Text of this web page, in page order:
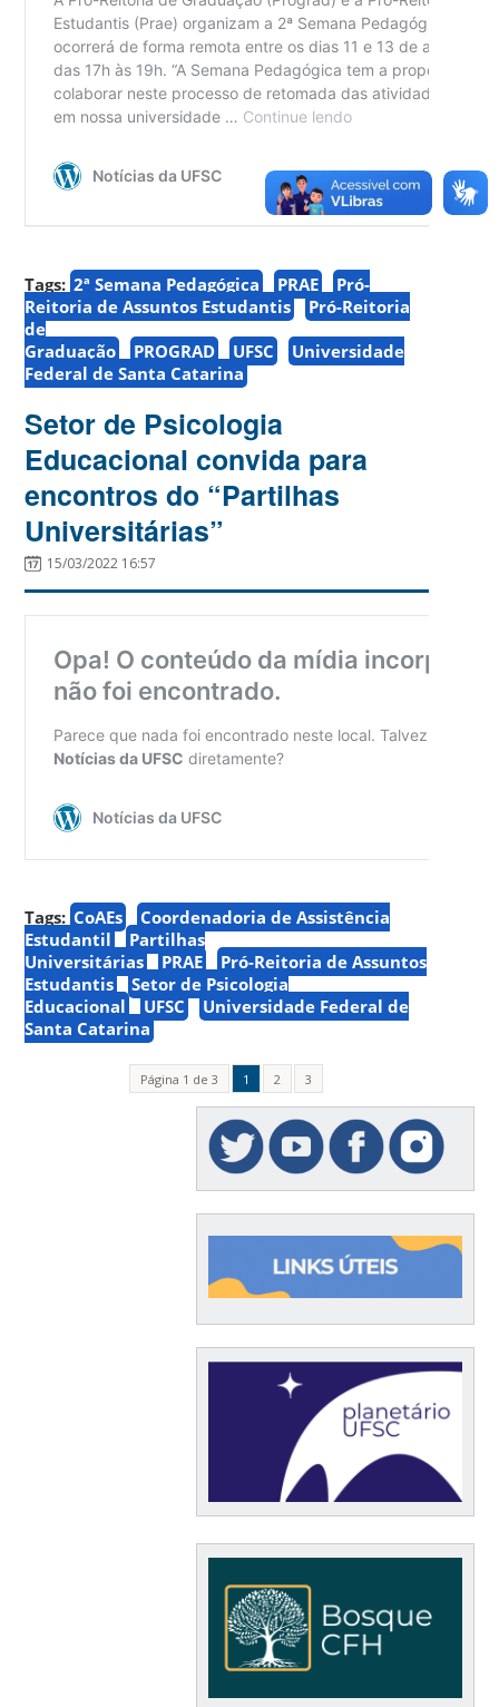
Tags: 2ª Semana Pedagógica PRAE
Pró-
Reitoria de Assuntos Estudantis
Pró-Reitoria
de
Graduação
PROGRAD UFSC
Universidade
Federal de Santa Catarina
Setor de Psicologia
Educacional convida para
encontros do “Partilhas
Universitárias”
15/03/2022 16:57
Tags: CoAEs
Coordenadoria de Assistência
Estudantil
Partilhas
Universitárias
PRAE
Pró-Reitoria de Assuntos
Estudantis
Setor de Psicologia
Educacional
UFSC
Universidade Federal de
Santa Catarina
Página 1 de 3 1 2 3